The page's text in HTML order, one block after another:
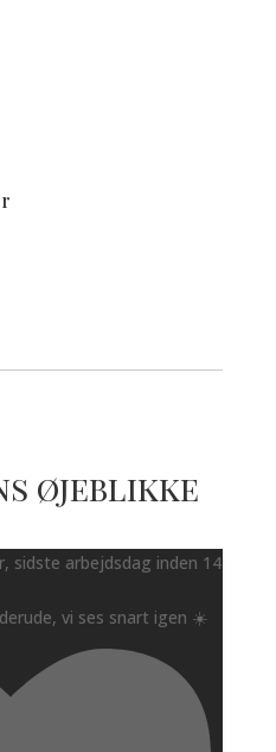
øjeblikke
sidste arbejdsdag inden 14
vi ses snart igen ☀️